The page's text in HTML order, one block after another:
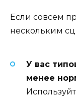
Если совсем
нескольким
У вас
менее